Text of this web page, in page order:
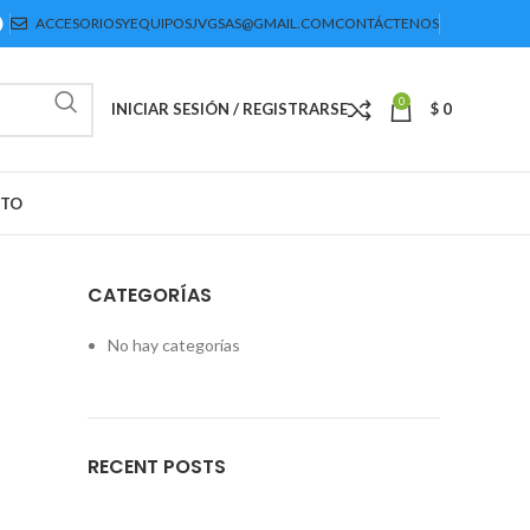
ACCESORIOSYEQUIPOSJVGSAS@GMAIL.COMCONTÁCTENOS
INICIAR SESIÓN / REGISTRARSE 0 $ 0
CATEGORÍAS
No hay categorías
RECENT POSTS